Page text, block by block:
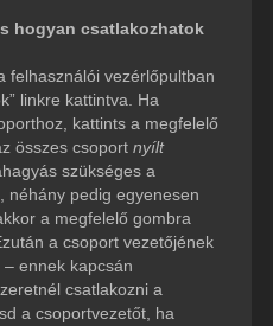
hogyan csatlakozhatok
felhasználói vezérlőpultban
linkre kattintva. Ha
kattints a megfelelő
összes csoport nyílt
szükséges a
néhány pedig egyenesen
a megfelelő gombra
a csoport vezetőjének
ennek kapcsán
csatlakozni a
a csoportvezetőt, ha